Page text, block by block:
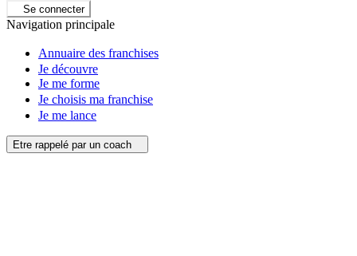
Se connecter
Navigation principale
Annuaire des franchises
Je découvre
Je me forme
Je choisis ma franchise
Je me lance
Etre rappelé par un coach